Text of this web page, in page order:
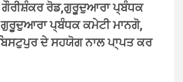
ਰੋਡ,ਗੁਰੂਦੁਆਰਾ ਪ੍ਬੰਧਕ
ਪ੍ਬੰਧਕ ਕਮੇਟੀ ਮਾਨਗੋ,
ਦੇ ਸਹਯੋਗ ਨਾਲ ਪਾ੍ਪਤ ਕਰ